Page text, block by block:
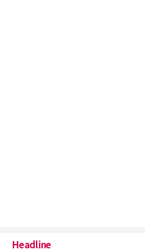
Headline